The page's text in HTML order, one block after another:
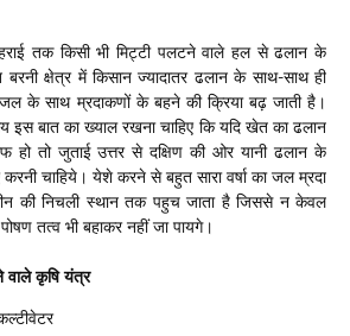
तक किसी भी मिट्टी पलटने वाले हल से ढलान के
बरनी क्षेत्र में किसान ज्यादातर ढलान के साथ-साथ ही
के साथ म्रदाकणों के बहने की क्रिया बढ़ जाती है ।
बात का ख्याल रखना चाहिए कि यदि खेत का ढलान
हो तो जुताई उत्तर से दक्षिण की ओर यानी ढलान के
चाहिये । येशे करने से बहुत सारा वर्षा का जल म्रदा
की निचली स्थान तक पहुच जाता है जिससे न केवल
तत्व भी बहाकर नहीं जा पायगे।
वाले कृषि यंत्र